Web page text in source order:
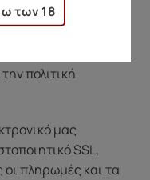
κοινοποιούμε ποτέ
σας
των παραγγελιών και
πολιτική
μας
SSL,
πληρωμές και τα
των 18